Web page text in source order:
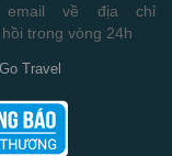
về địa chỉ
hồi trong vòng 24h
Travel